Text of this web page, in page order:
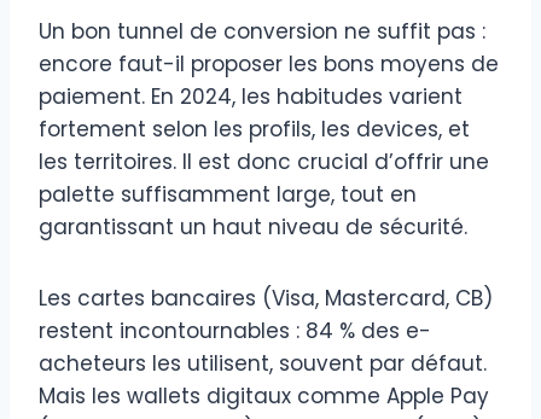
Un bon tunnel de conversion ne suffit pas :
encore faut-il proposer les bons moyens de
paiement. En 2024, les habitudes varient
fortement selon les profils, les devices, et
les territoires. Il est donc crucial d’offrir une
palette suffisamment large, tout en
garantissant un haut niveau de sécurité.
Les cartes bancaires (Visa, Mastercard, CB)
restent incontournables : 84 % des e-
acheteurs les utilisent, souvent par défaut.
Mais les wallets digitaux comme Apple Pay